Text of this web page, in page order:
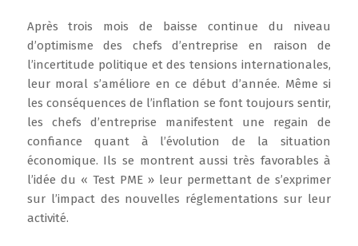
Après trois mois de baisse continue du niveau
d’optimisme des chefs d’entreprise en raison de
l’incertitude politique et des tensions internationales,
leur moral s’améliore en ce début d’année. Même si
les conséquences de l’inflation se font toujours sentir,
les chefs d’entreprise manifestent une regain de
confiance quant à l’évolution de la situation
économique. Ils se montrent aussi très favorables à
l’idée du « Test PME » leur permettant de s’exprimer
sur l’impact des nouvelles réglementations sur leur
activité.